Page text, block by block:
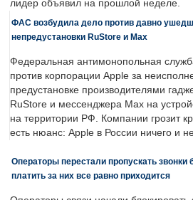
лидер объявил на прошлой неделе.
ФАС возбудила дело против давно
непредустановки RuStore и Max
Федеральная антимонопольная
против корпорации Apple за
предустановке производителями
RuStore и мессенджера Max на
на территории РФ. Компании грозит
есть нюанс: Apple в России ничего и
Операторы перестали пропускать звонки
платить за них все равно приходится